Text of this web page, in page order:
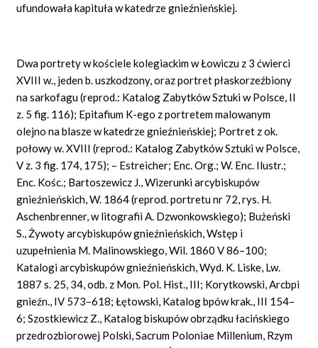
ufundowała kapituła w katedrze gnieźnieńskiej.
Dwa portrety w kościele kolegiackim w Łowiczu z 3 ćwierci
XVIII w., jeden b. uszkodzony, oraz portret płaskorzeźbiony
na sarkofagu (reprod.: Katalog Zabytków Sztuki w Polsce, II
z. 5 fig. 116); Epitafium K-ego z portretem malowanym
olejno na blasze w katedrze gnieźnieńskiej; Portret z ok.
połowy w. XVIII (reprod.: Katalog Zabytków Sztuki w Polsce,
V z. 3 fig. 174, 175); – Estreicher; Enc. Org.; W. Enc. Ilustr.;
Enc. Kośc.; Bartoszewicz J., Wizerunki arcybiskupów
gnieźnieńskich, W. 1864 (reprod. portretu nr 72, rys. H.
Aschenbrenner, w litografii A. Dzwonkowskiego); Bużeński
S., Żywoty arcybiskupów gnieźnieńskich, Wstęp i
uzupełnienia M. Malinowskiego, Wil. 1860 V 86–100;
Katalogi arcybiskupów gnieźnieńskich, Wyd. K. Liske, Lw.
1887 s. 25, 34, odb. z Mon. Pol. Hist., III; Korytkowski, Arcbpi
gnieźn., IV 573–618; Łętowski, Katalog bpów krak., III 154–
6; Szostkiewicz Z., Katalog biskupów obrządku łacińskiego
przedrozbiorowej Polski, Sacrum Poloniae Millenium, Rzym